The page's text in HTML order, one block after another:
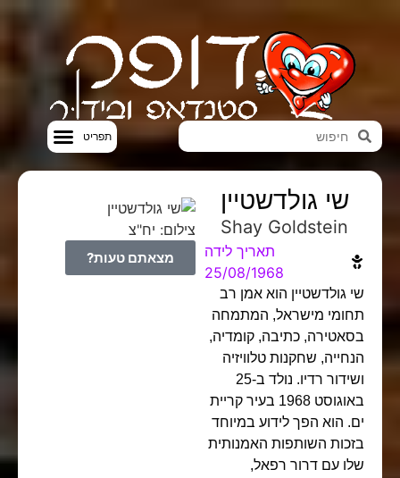
שי גולדשטיין
Shay Goldstein
תאריך לידה
25/08/1968
שי גולדשטיין הוא אמן רב
תחומי מישראל, המתמחה
בסאטירה, כתיבה, קומדיה,
הנחייה, שחקנות טלוויזיה
ושידור רדיו. נולד ב-25
באוגוסט 1968 בעיר קריית
ים. הוא הפך לידוע במיוחד
בזכות השותפות האמנותית
שלו עם דרור רפאל,
צילום: יח"צ
מצאתם טעות?